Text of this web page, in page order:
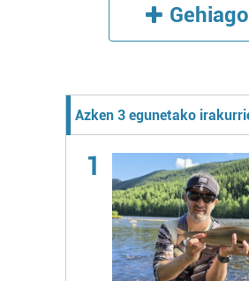
Gehiago
Azken 3 egunetako
1